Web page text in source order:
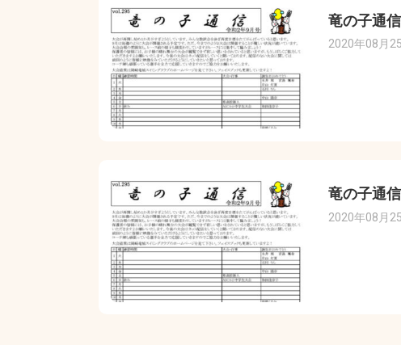
竜の子通
2020年08月
竜の子通
2020年08月